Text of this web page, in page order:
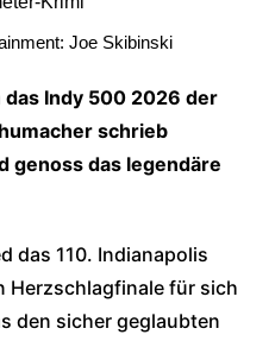
Joe Skibinski
das Indy 500 2026 der
schrieb
genoss das legendäre
das 110. Indianapolis
Herzschlagfinale für sich
den sicher geglaubten